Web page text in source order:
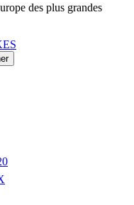
des plus grandes